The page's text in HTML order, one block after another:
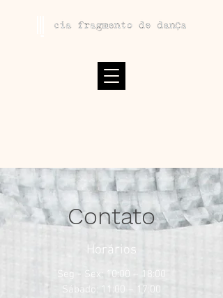
Contato
Horários
Seg - Sex: 10:00 – 18:00
Sábado: 11:00 – 17:00